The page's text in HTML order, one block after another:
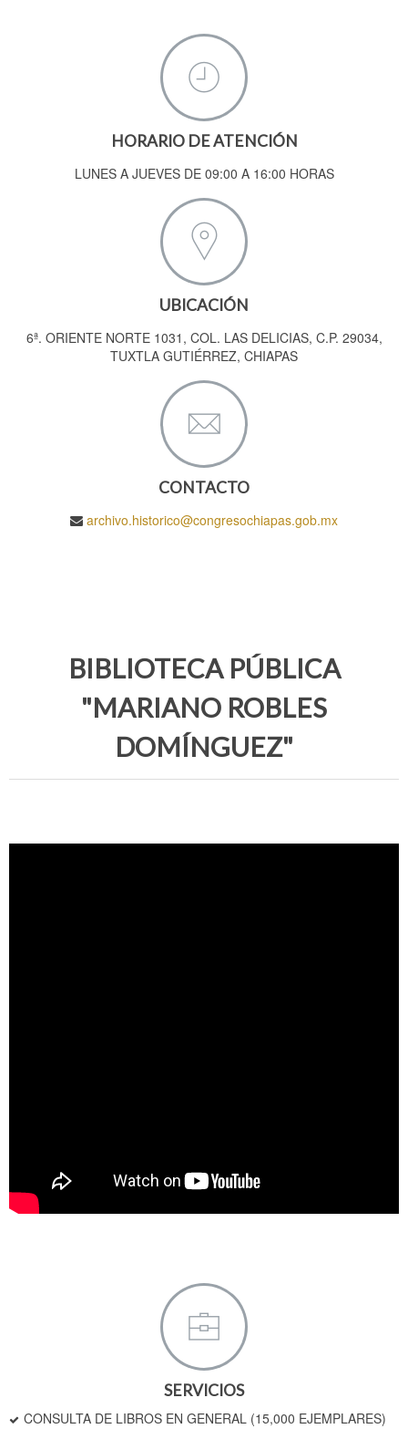
HORARIO DE ATENCIÓN
LUNES A JUEVES DE 09:00 A 16:00 HORAS
UBICACIÓN
6ª. ORIENTE NORTE 1031, COL. LAS DELICIAS, C.P. 29034,
TUXTLA GUTIÉRREZ, CHIAPAS
CONTACTO
archivo.historico@congresochiapas.gob.mx
BIBLIOTECA PÚBLICA
"MARIANO ROBLES
DOMÍNGUEZ"
SERVICIOS
CONSULTA DE LIBROS EN GENERAL (15,000 EJEMPLARES)